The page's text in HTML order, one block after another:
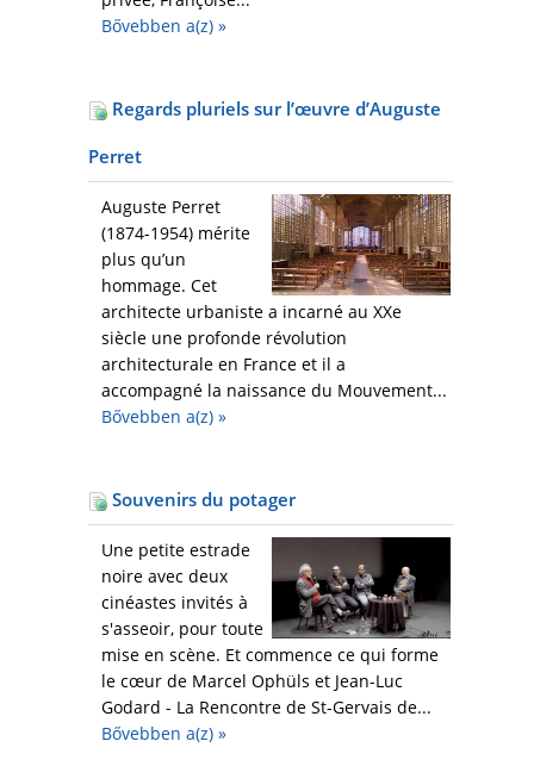
Bővebben a(z) »
Regards pluriels sur l’œuvre d’Auguste
Perret
Auguste Perret
(1874-1954) mérite
plus qu’un
hommage. Cet
architecte urbaniste a incarné au XXe
siècle une profonde révolution
architecturale en France et il a
accompagné la naissance du Mouvement...
Bővebben a(z) »
Souvenirs du potager
Une petite estrade
noire avec deux
cinéastes invités à
s'asseoir, pour toute
mise en scène. Et commence ce qui forme
le cœur de Marcel Ophüls et Jean-Luc
Godard - La Rencontre de St-Gervais de...
Bővebben a(z) »